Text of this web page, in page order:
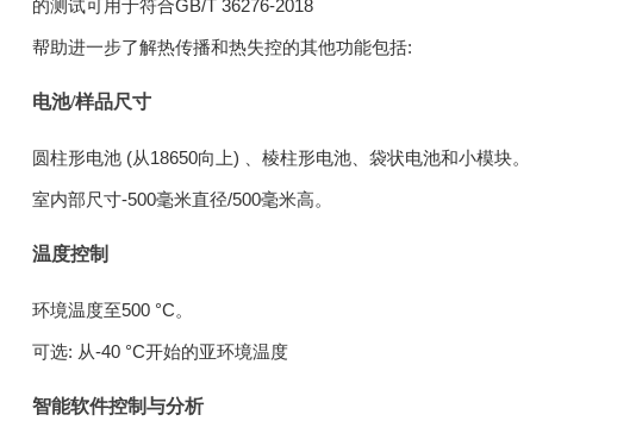
的测试可用于符合GB/T 36276-2018
帮助进一步了解热传播和热失控的其他功能包括:
电池/样品尺寸
圆柱形电池 (从18650向上) 、棱柱形电池、袋状电池和小模块。
室内部尺寸-500毫米直径/500毫米高。
温度控制
环境温度至500 °C。
可选: 从-40 °C开始的亚环境温度
智能软件控制与分析